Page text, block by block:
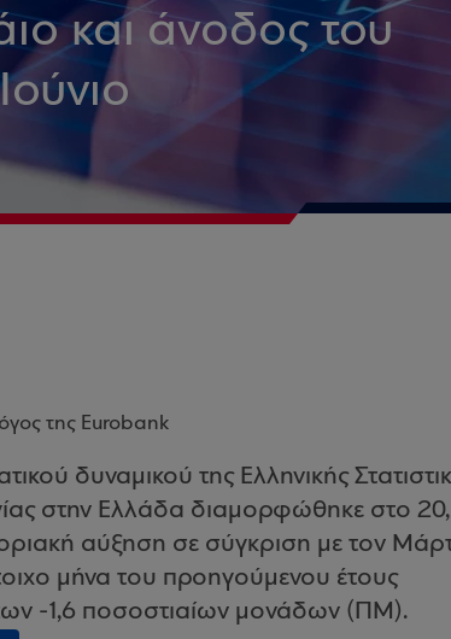
και άνοδος του
της Eurobank
δυναμικού της Ελληνικής
στην Ελλάδα διαμορφώθηκε στο
αύξηση σε σύγκριση με τον
μήνα του προηγούμενου έτους
-1,6 ποσοστιαίων μονάδων (ΠΜ).